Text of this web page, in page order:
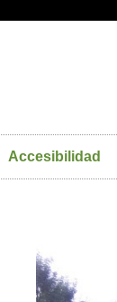
Accesibilidad